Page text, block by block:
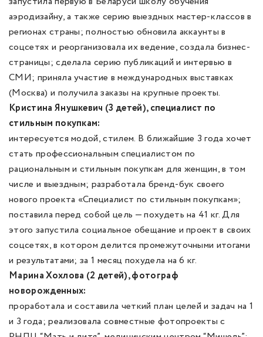
аэродизайну, а также серию выездных мастер-классов в
регионах страны; полностью обновила аккаунты в
соцсетях и реорганизовала их ведение, создала бизнес-
страницы; сделала серию публикаций и интервью в
СМИ; приняла участие в международных выставках
(Москва) и получила заказы на крупные проекты.
Кристина Янушкевич (3 детей), специалист по
стильным покупкам:
интересуется модой, стилем. В ближайшие 3 года хочет
стать профессиональным специалистом по
рациональным и стильным покупкам для женщин, в том
числе и выездным; разработала бренд-бук своего
нового проекта «Специалист по стильным покупкам»;
поставила перед собой цель — похудеть на 41 кг. Для
этого запустила социальное обещание и проект в своих
соцсетях, в котором делится промежуточными итогами
и результатами; за 1 месяц похудела на 6 кг.
Марина Хохлова (2 детей), фотограф
новорожденных:
проработала и составила четкий план целей и задач на 1
и 3 года; реализовала совместные фотопроекты с